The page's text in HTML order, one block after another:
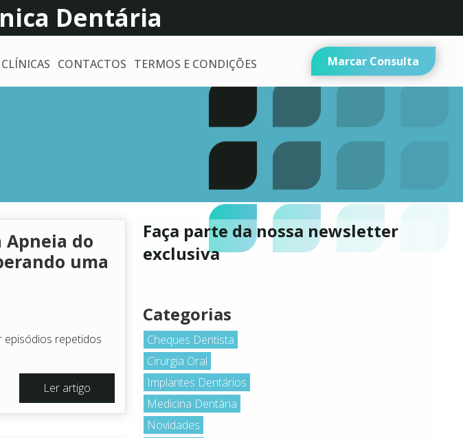
Dentária
CLÍNICAS CONTACTOS TERMOS E CONDIÇÕES Marcar Consulta
do
uma
episódios repetidos
Ler artigo
Faça parte da nossa newsletter
exclusiva
Categorias
Cheques Dentista
Cirurgia Oral
Implantes Dentários
Medicina Dentária
Novidades